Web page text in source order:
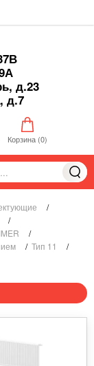
д.23
д.7
Корзина (0)
/
/
/
/ Тип 11
/